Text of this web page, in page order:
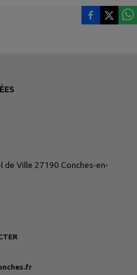
de Ville 27190 Conches-en-